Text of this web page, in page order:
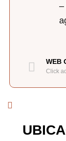
–
WEB
Click